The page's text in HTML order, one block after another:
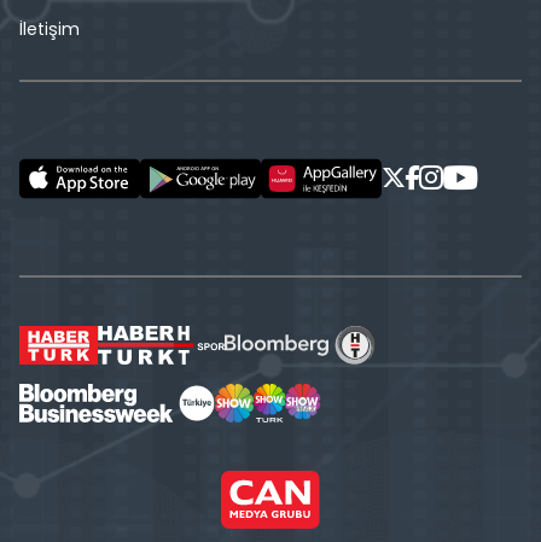
İletişim